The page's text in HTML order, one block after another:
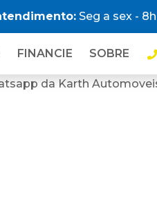
Seg a sex -
FINANCIE SOBRE
da Karth